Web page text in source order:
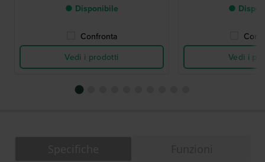
● Disponibile
Confronta
Vedi i prodotti
●
Vedi i